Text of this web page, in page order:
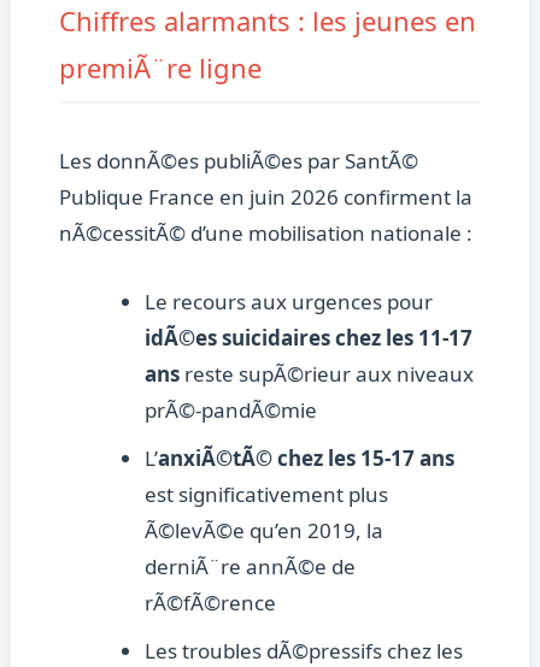
Chiffres alarmants : les jeunes en
premiÃ¨re ligne
Les donnÃ©es publiÃ©es par SantÃ©
Publique France en juin 2026 confirment la
nÃ©cessitÃ© d’une mobilisation nationale :
Le recours aux urgences pour
idÃ©es suicidaires chez les 11-17
ansreste supÃ©rieur aux niveaux
prÃ©-pandÃ©mie
L’anxiÃ©tÃ© chez les 15-17 ans
est significativement plus
Ã©levÃ©e qu’en 2019, la
derniÃ¨re annÃ©e de
rÃ©fÃ©rence
Les troubles dÃ©pressifs chez les